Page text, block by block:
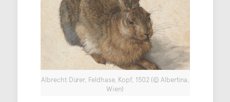
Albrecht Dürer, Feldhase, Kopf, 1502 (© Albertina,
Wien)